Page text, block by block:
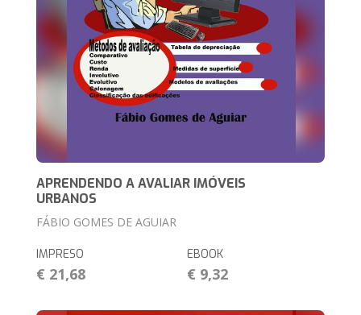
APRENDENDO A AVALIAR IMÓVEIS
URBANOS
FÁBIO GOMES DE AGUIAR
IMPRESO
€ 21,68
EBOOK
€ 9,32